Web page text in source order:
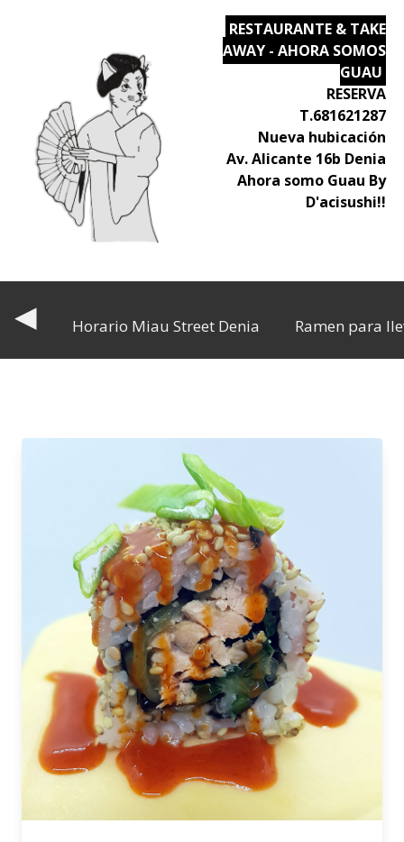
RESTAURANTE & TAKE
AWAY - AHORA SOMOS
GUAU
RESERVA
T.681621287
Nueva hubicación
Av. Alicante 16b Denia
Ahora somo Guau By
D'acisushi!!
◀ Horario Miau Street Denia Ramen para